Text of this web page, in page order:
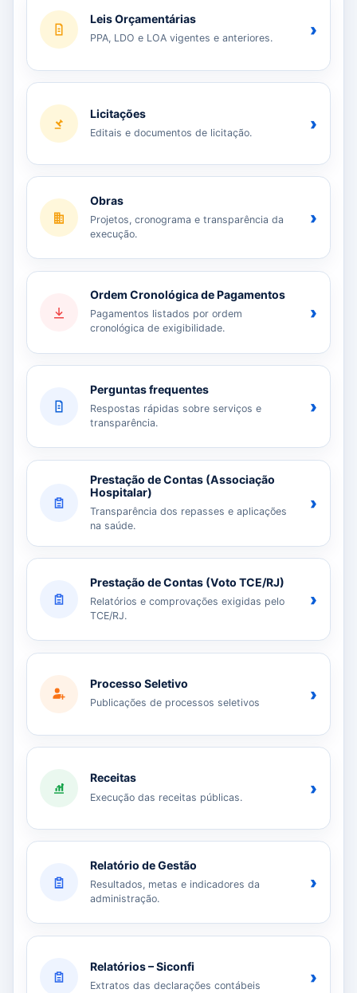
Leis Orçamentárias
PPA, LDO e LOA vigentes e anteriores. ›
Licitações
Editais e documentos de licitação. ›
Obras
Projetos, cronograma e transparência da
execução.
›
Ordem Cronológica de Pagamentos
Pagamentos listados por ordem
cronológica de exigibilidade.
›
Perguntas frequentes
Respostas rápidas sobre serviços e
transparência.
›
Prestação de Contas (Associação
Hospitalar)
Transparência dos repasses e aplicações
na saúde.
›
Prestação de Contas (Voto TCE/RJ)
Relatórios e comprovações exigidas pelo
TCE/RJ.
›
Processo Seletivo
Publicações de processos seletivos ›
Receitas
Execução das receitas públicas. ›
Relatório de Gestão
Resultados, metas e indicadores da
administração.
›
Relatórios – Siconfi
Extratos das declarações contábeis ›